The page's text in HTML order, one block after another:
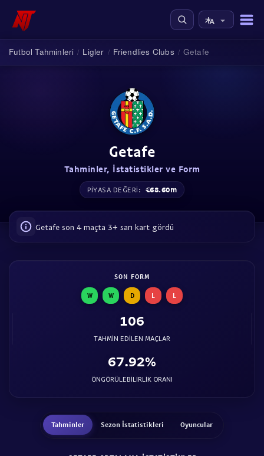
Futbol Tahminleri / Ligler / Friendlies Clubs / Getafe
Getafe
Tahminler, İstatistikler ve Form
PIYASA DEĞERI: €68.60m
Getafe son 4 maçta 3+ sarı kart gördü
SON FORM
W W D L L
106
TAHMIN EDILEN MAÇLAR
67.92%
ÖNGÖRÜLEBILIRLIK ORANI
Tahminler Sezon İstatistikleri Oyuncular